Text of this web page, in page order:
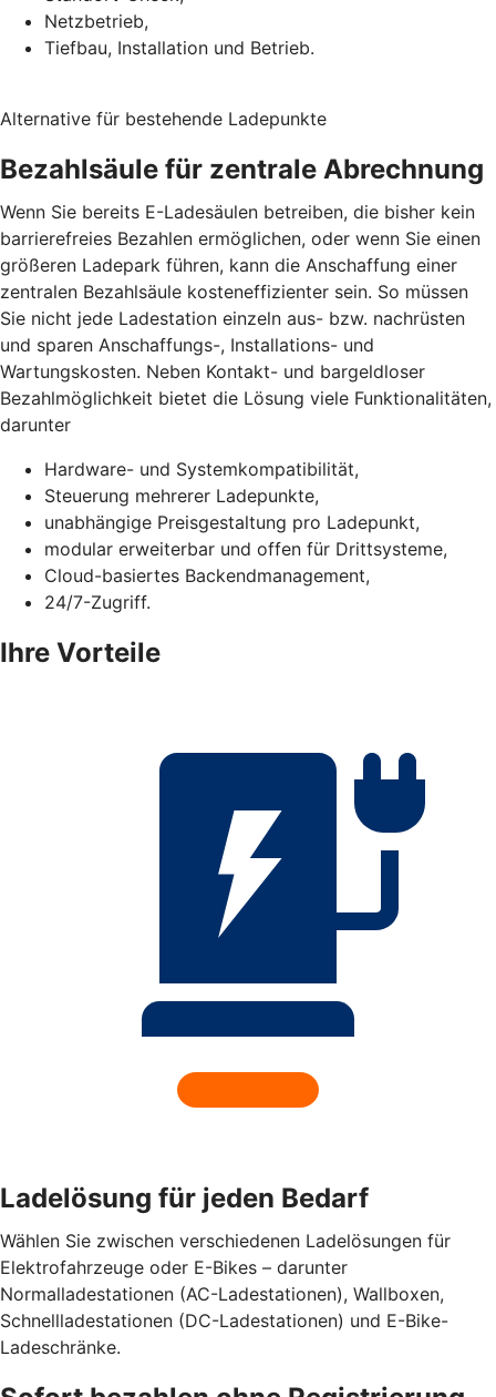
Netzbetrieb,
Tiefbau, Installation und Betrieb.
Alternative für bestehende Ladepunkte
Bezahlsäule für zentrale Abrechnung
Wenn Sie bereits E-Ladesäulen betreiben, die bisher kein
barrierefreies Bezahlen ermöglichen, oder wenn Sie einen
größeren Ladepark führen, kann die Anschaffung einer
zentralen Bezahlsäule kosteneffizienter sein. So müssen
Sie nicht jede Ladestation einzeln aus- bzw. nachrüsten
und sparen Anschaffungs-, Installations- und
Wartungskosten. Neben Kontakt- und bargeldloser
Bezahlmöglichkeit bietet die Lösung viele Funktionalitäten,
darunter
Hardware- und Systemkompatibilität,
Steuerung mehrerer Ladepunkte,
unabhängige Preisgestaltung pro Ladepunkt,
modular erweiterbar und offen für Drittsysteme,
Cloud-basiertes Backendmanagement,
24/7-Zugriff.
Ihre Vorteile
Ladelösung für jeden Bedarf
Wählen Sie zwischen verschiedenen Ladelösungen für
Elektrofahrzeuge oder E-Bikes – darunter
Normalladestationen (AC-Ladestationen), Wallboxen,
Schnellladestationen (DC-Ladestationen) und E-Bike-
Ladeschränke.